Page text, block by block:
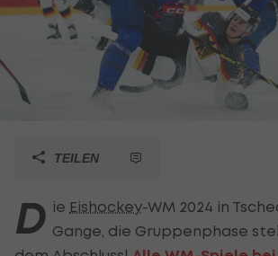
TEILEN
D ie Eishockey-WM 2024 in
Gange, die Gruppenphase